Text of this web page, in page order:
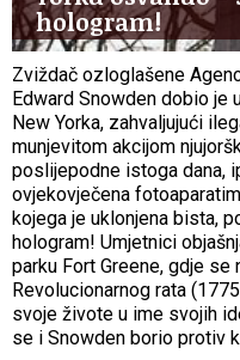
hologram!
Zviždač ozloglašene
Edward Snowden dobio je
New Yorka, zahvaljujući
munjevitom akcijom
poslijepodne istoga dana,
ovjekovječena
kojega je uklonjena bista,
hologram! Umjetnici
parku Fort Greene, gdje
Revolucionarnog rata
svoje živote u ime svojih
se i Snowden borio protiv